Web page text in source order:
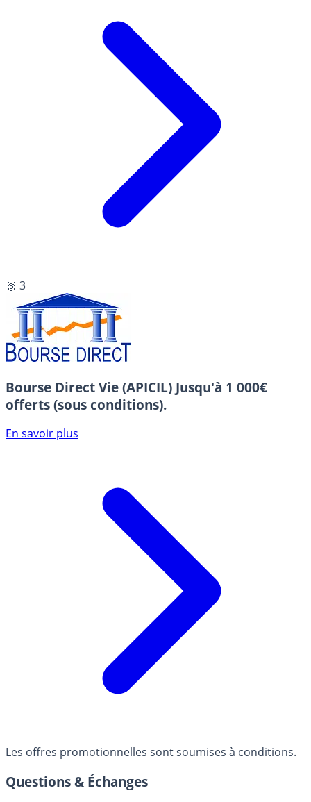
🥉 3
Bourse Direct Vie (APICIL) Jusqu'à 1 000€
offerts (sous conditions).
En savoir plus
Les offres promotionnelles sont soumises à conditions.
Questions & Échanges